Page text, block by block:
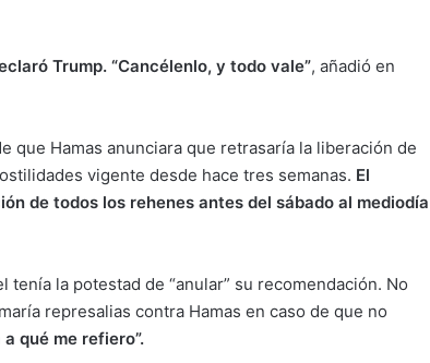
Trump. “Cancélenlo, y todo vale”, añadió en
que Hamas anunciara que retrasaría la liberación de
vigente desde hace tres semanas. El
de todos los rehenes antes del sábado al mediodía
la potestad de “anular” su recomendación. No
represalias contra Hamas en caso de que no
qué me refiero”.